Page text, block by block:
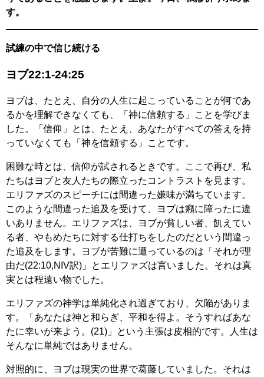
す。
試練の中で信じ続ける
ヨブ22:1-24:25
ヨブは、たとえ、自分の人生に起こっていることが何であ
るかを理解できなくても、「神に信頼する」ことを学びま
した。「信仰」とは、たとえ、あなたがすべての答えを持
っていなくても「神を信頼する」ことです。
困難な時とは、信仰が試されるときです。ここで再び、私
たちはヨブと友人たちの際立ったコントラストを見ます。
エリファズのスピーチには間違った嫌味が満ちています。
このような間違った追及を受けて、ヨブは癪に障ったに違
いありません。エリファズは、ヨブが貧しい者、飢えてい
る者、やもめたちに対する仕打ちをしたのだという間違っ
た追及をします。ヨブが苦難に遭っているのは「それが理
由だ(22:10,NIV訳)」とエリファズは言いました。それは真
実とは程遠い物でした。
エリファズの神学は単純化され過ぎており、欠陥がありま
す。「あなたは神と和らぎ、平和を得よ。そうすればあな
たに幸いが来よう。(21)」という主張は皮相的です。人生は
そんなに単純ではありません。
対照的に、ヨブは現実の世界で葛藤していました。それは